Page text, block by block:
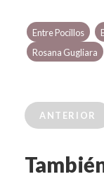
Entre Pocillos
Rosana Gugliara
ANTERIOR